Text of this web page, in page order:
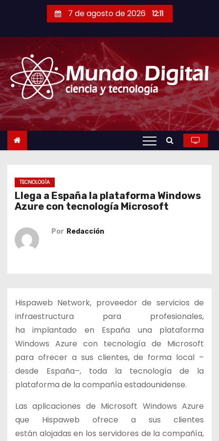
a
r
a
l
c
o
7 de agosto de 2026 12:11
TECNOLOGÍA
Llega a España la plataforma Windows
Azure con tecnología Microsoft
Por Redacción
Hispaweb Network, proveedor de servicios de
infraestructura para profesionales,
ha implantado en España una plataforma
Windows Azure con tecnología de Microsoft
para ofrecer a sus clientes, de forma local –
desde España–, toda la tecnología de la
plataforma de la compañía estadounidense.
Las aplicaciones de Microsoft Windows Azure
que Hispaweb ofrece a sus clientes
están alojadas en los servidores de la compañía,